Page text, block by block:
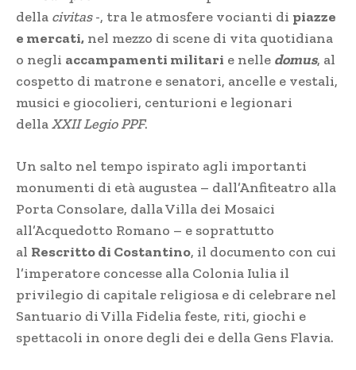
della civitas-, tra le atmosfere vocianti di piazze
e mercati, nel mezzo di scene di vita quotidiana
o negli accampamenti militari e nelle domus, al
cospetto di matrone e senatori, ancelle e vestali,
musici e giocolieri, centurioni e legionari
dellaXXII Legio PPF.
Un salto nel tempo ispirato agli importanti
monumenti di età augustea – dall’Anfiteatro alla
Porta Consolare, dalla Villa dei Mosaici
all’Acquedotto Romano – e soprattutto
al Rescritto di Costantino, il documento con cui
l’imperatore concesse alla Colonia Iulia il
privilegio di capitale religiosa e di celebrare nel
Santuario di Villa Fidelia feste, riti, giochi e
spettacoli in onore degli dei e della Gens Flavia.